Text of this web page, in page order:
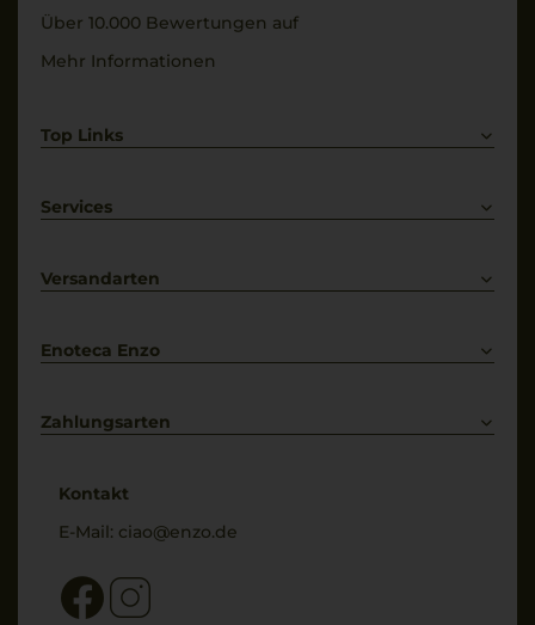
Über 10.000 Bewertungen auf
Mehr Informationen
Top Links
Weißwein
Services
Kontakt
Versandarten
Enoteca Enzo
Bewertungs-Richtlinien
Zahlungsarten
Kontakt
E-Mail: ciao@enzo.de